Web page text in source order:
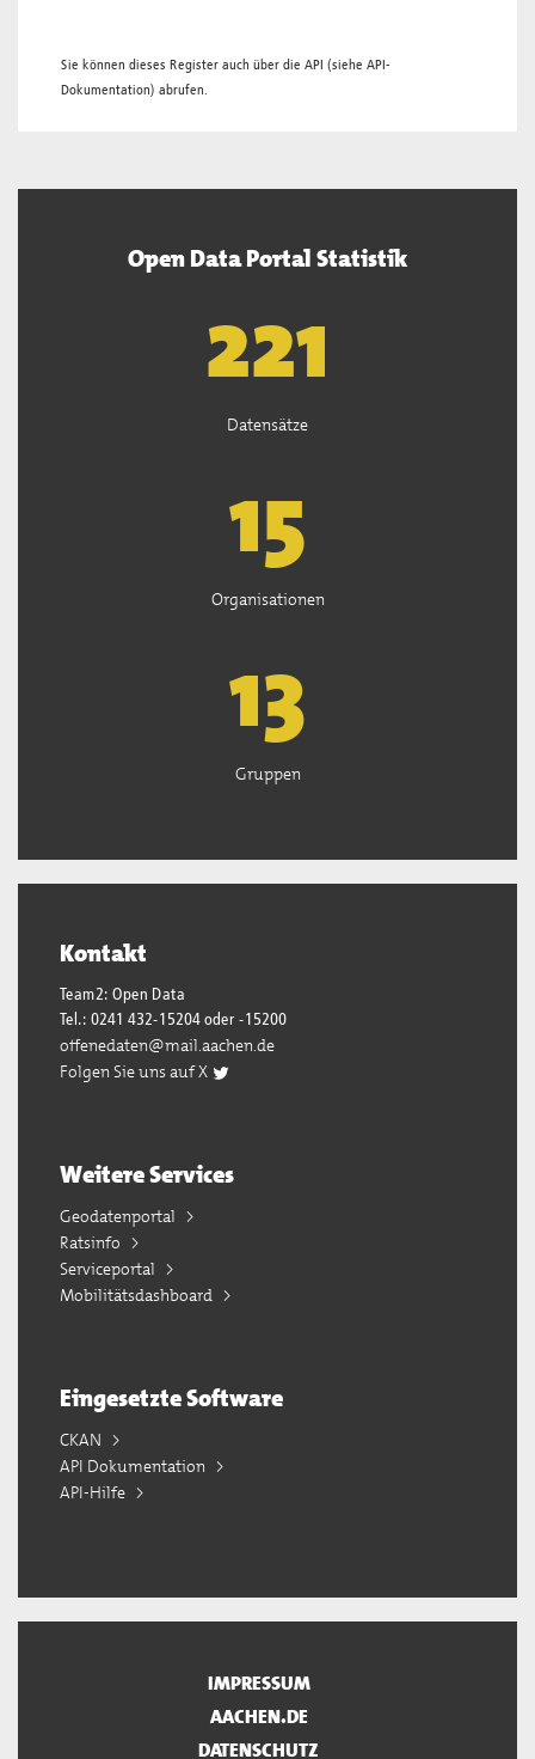
Sie können dieses Register auch über die API (siehe API-
Dokumentation) abrufen.
Open Data Portal Statistik
222
Datensätze
15
Organisationen
13
Gruppen
Kontakt
Team2: Open Data
Tel.: 0241 432-15204 oder -15200
offenedaten@mail.aachen.de
Folgen Sie uns auf X
Weitere Services
Geodatenportal
Ratsinfo
Serviceportal
Mobilitätsdashboard
Eingesetzte Software
CKAN
API Dokumentation
API-Hilfe
IMPRESSUM
AACHEN.DE
DATENSCHUTZ